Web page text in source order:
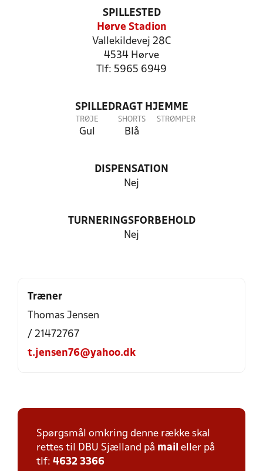
SPILLESTED
Hørve Stadion
Vallekildevej 28C
4534 Hørve
Tlf: 5965 6949
SPILLEDRAGT HJEMME
TRØJE
Gul
SHORTS
Blå
STRØMPER
DISPENSATION
Nej
TURNERINGSFORBEHOLD
Nej
Træner
Thomas Jensen
/ 21472767
t.jensen76@yahoo.dk
Spørgsmål omkring denne række skal
rettes til DBU Sjælland på mail eller på
tlf: 4632 3366